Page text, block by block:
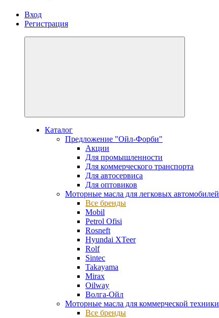
Вход
Регистрация
Каталог
Предложение "Ойл-Форби"
Акции
Для промышленности
Для коммерческого транспорта
Для автосервиса
Для оптовиков
Моторные масла для легковых автомобилей
Все бренды
Mobil
Petrol Ofisi
Rosneft
Hyundai XTeer
Rolf
Sintec
Takayama
Mirax
Oilway
Волга-Ойл
Моторные масла для коммерческой техники
Все бренды